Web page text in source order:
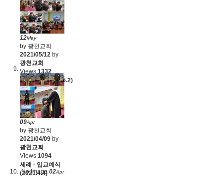
12May
by 광천교회
2021/05/12 by
광천교회
Views 1332
유아세례 (2021.5.2)
09Apr
by 광천교회
2021/04/09 by
광천교회
Views 1094
세례 · 입교예식
(2021.4.4)
No Image 02Apr